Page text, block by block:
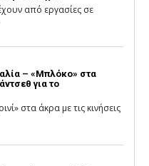
από εργασίες σε
– «Μπλόκο» στα
για το
στα άκρα με τις κινήσεις